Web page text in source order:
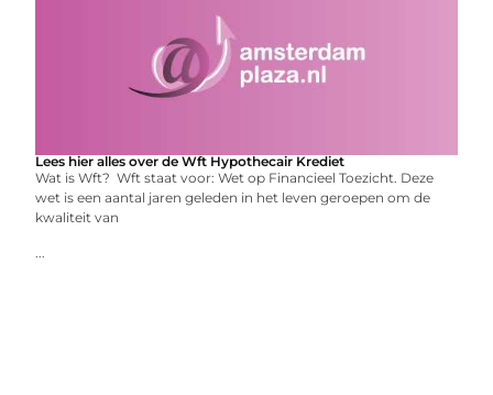
Lees hier alles over de Wft Hypothecair Krediet
Wat is Wft? Wft staat voor: Wet op Financieel Toezicht. Deze
wet is een aantal jaren geleden in het leven geroepen om de
kwaliteit van
...